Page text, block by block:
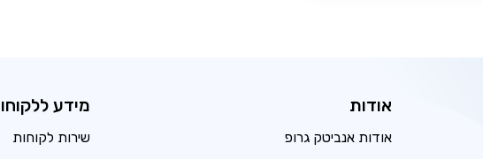
אודות
אודות אנביטק גרופ
מידע
שירות לקוחות